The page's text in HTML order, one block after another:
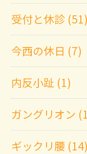
受付と休診 (51)
今西の休日 (7)
内反小趾 (1)
ガングリオン
ギックリ腰 (14)